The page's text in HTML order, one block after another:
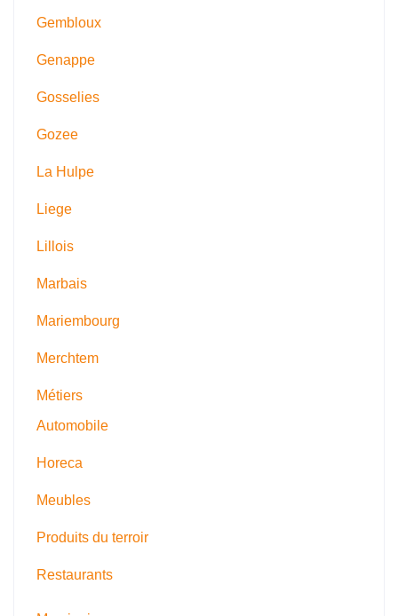
Gembloux
Genappe
Gosselies
Gozee
La Hulpe
Liege
Lillois
Marbais
Mariembourg
Merchtem
Métiers
Automobile
Horeca
Meubles
Produits du terroir
Restaurants